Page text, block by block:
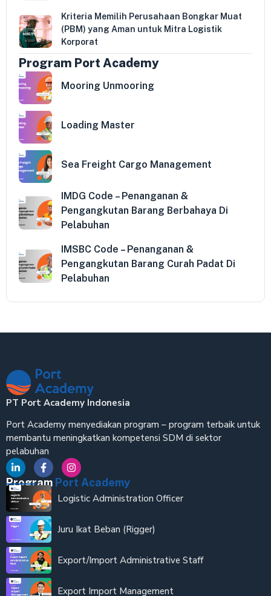
Kriteria Memilih Perusahaan Bongkar Muat
(PBM) yang Aman untuk Mitra Logistik
Korporat
Program Port Academy
Mooring Unmooring
Loading Master
Sea Freight Cargo Management
IMDG Code – Penanganan &
Pengangkutan Barang Berbahaya Di
Pelabuhan
IMSBC Code – Penanganan &
Pengangkutan Barang Curah Padat Di
Pelabuhan
PT Port Academy Indonesia
Port Academy menyediakan program – program terbaik untuk
membantu meningkatkan kompetensi SDM di sektor
pelabuhan
Program Port Academy
Logistic Administration Officer
Juru Ikat Beban (Rigger)
Export/Import Administrative Staff
Export Import Management